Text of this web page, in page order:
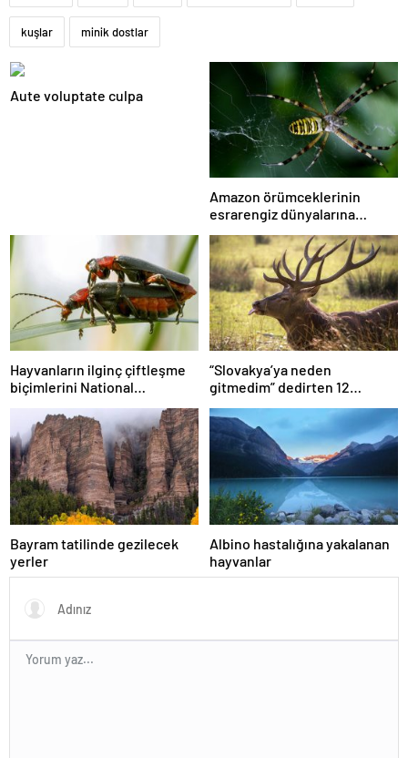
kuşlar minik dostlar
Aute voluptate culpa
Amazon örümceklerinin
esrarengiz dünyalarına
gitmeye hazır olun.
Hayvanların ilginç çiftleşme
biçimlerini National
Geographic görüntüledi.
“Slovakya’ya neden
gitmedim” dedirten 12
fotoğraf
Bayram tatilinde gezilecek
yerler
Albino hastalığına yakalanan
hayvanlar